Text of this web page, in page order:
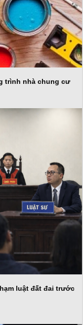
trình nhà chung cư
luật đất đai trước